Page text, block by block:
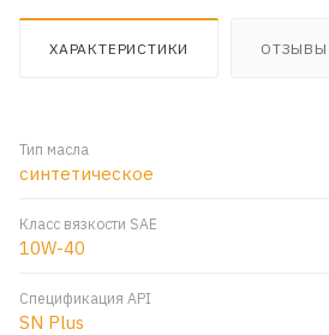
ХАРАКТЕРИСТИКИ ОТЗЫВЫ
Тип масла
синтетическое
Класс вязкости SAE
10W-40
Спецификация API
SN Plus